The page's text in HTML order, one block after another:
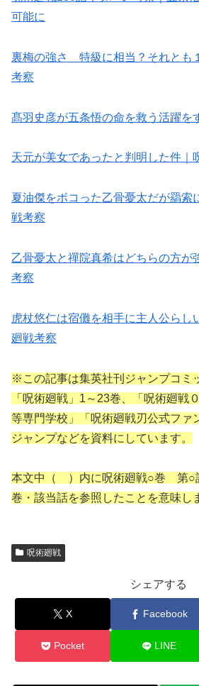
可能に
裏梅の強さ 特級に相当？それとも
考察
髙羽史彦が五条悟の命を救う活躍を
天元が美女であったと判明した件｜
夏油傑をボコった乙骨憂太だが羂索
戦考察
乙骨憂太と禪院真希はどちらの方が
考察
虎杖悠仁は宿儺を相手に主人公らし
廻戦考察
※この記事は集英社刊ジャンプコミ
「呪術廻戦」1～23巻、「呪術廻
等専門学校」「呪術廻戦刃公式ファ
ジャンプなどを資料にしています。
本文中（ ）内に呪術廻戦○巻 第○
巻・該当話を参照したことを意味し
呪術廻戦
シェアする
X Facebook
Pocket LINE